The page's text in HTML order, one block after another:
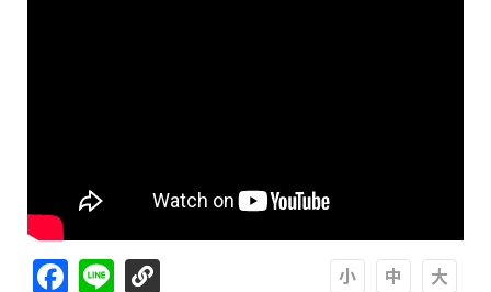
Facebook
Line